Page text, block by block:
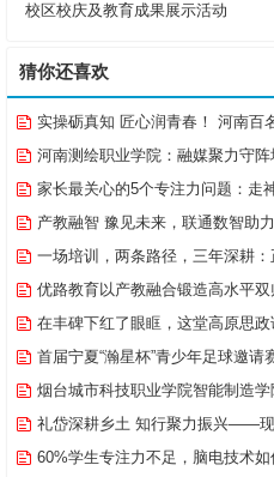
校区校庆及教育成果展示活动
猜你还喜欢
实操砺真知 匠心润青春！ 河南百名学子
河南测绘职业学院：融媒聚力守
家长最关心的5个专注力问题：走
产教融智 豫见未来，联通数智助力河南省教育厅高校
一场培训，两条路径，三年深耕：正初为如
优路教育以产教融合锻造高水平双
在丰碑下红了眼眶，这堂高原思政
首届宁夏“瀚星杯”青少年足球邀请
烟台城市科技职业学院智能制造学
礼岱深耕乡土 知行聚力振兴——现代
60%学生专注力不足，脑电技术